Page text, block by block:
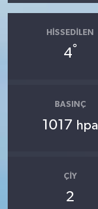
HISSEDILEN
4°
BASINÇ
1017 hpa
ÇIY
2